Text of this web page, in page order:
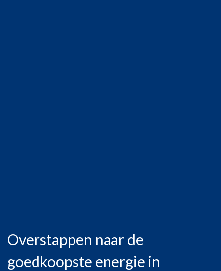
Overstappen naar de
goedkoopste energie in